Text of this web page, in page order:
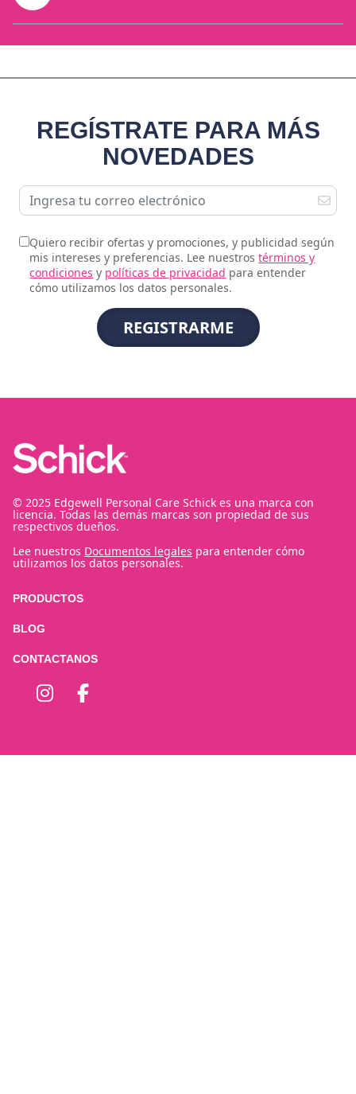
REGÍSTRATE PARA MÁS
NOVEDADES
Quiero recibir ofertas y promociones, y publicidad según
mis intereses y preferencias. Lee nuestrostérminos y
condiciones y políticas de privacidad para entender
cómo utilizamos los datos personales.
© 2025 Edgewell Personal Care Schick es una marca con
licencia. Todas las demás marcas son propiedad de sus
respectivos dueños.
Lee nuestros Documentos legales para entender cómo
utilizamos los datos personales.
PRODUCTOS
BLOG
CONTACTANOS